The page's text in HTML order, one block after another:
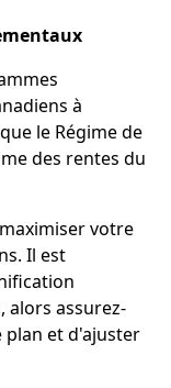
à
le Régime de
des rentes du
votre
Il est
alors assurez-
et d'ajuster